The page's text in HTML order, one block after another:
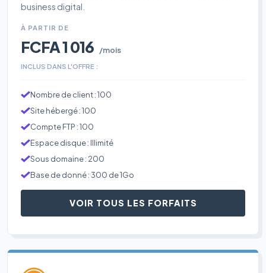
business digital.
À PARTIR DE
FCFA 1 016 /mois
INCLUS DANS L'OFFRE :
Nombre de client : 100
Site hébergé : 100
Compte FTP : 100
Espace disque : Illimité
Sous domaine : 200
Base de donné : 300 de 1Go
VOIR TOUS LES FORFAITS